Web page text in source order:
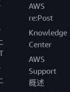
AWS
re:Post
Knowledge
Center
AWS
Support
概述